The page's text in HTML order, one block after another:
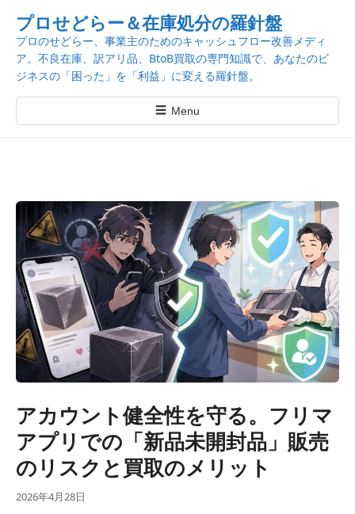
p
t
o
c
o
n
t
プロせどらー＆在庫処分の羅針盤
プロのせどらー、事業主のためのキャッシュフロー改善メディ
ア。不良在庫、訳アリ品、BtoB買取の専門知識で、あなたのビ
ジネスの「困った」を「利益」に変える羅針盤。
☰ Menu
アカウント健全性を守る。フリマ
アプリでの「新品未開封品」販売
のリスクと買取のメリット
2026年4月28日